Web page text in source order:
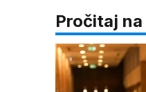
Pročitaj na